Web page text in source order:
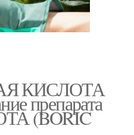
Кислоты на огурцы
Шарики с борной
кислотой
КИСЛОТА
препарата
(BORIC